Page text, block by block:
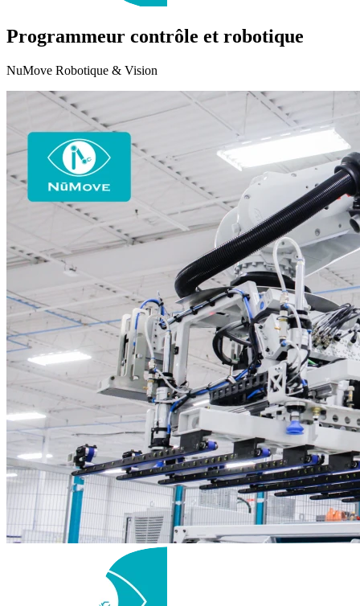
Programmeur contrôle et robotique
NuMove Robotique & Vision